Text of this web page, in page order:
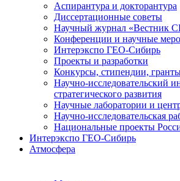
Аспирантура и докторантура
Диссертационные советы
Научный журнал «Вестник
Конференции и научные
Интерэкспо ГЕО-Сибирь
Проекты и разработки
Конкурсы, стипендии,
Научно-исследовательский
стратегического развития
Научные лаборатории и
Научно-исследовательская
Национальные проекты
Интерэкспо ГЕО-Сибирь
Атмосфера